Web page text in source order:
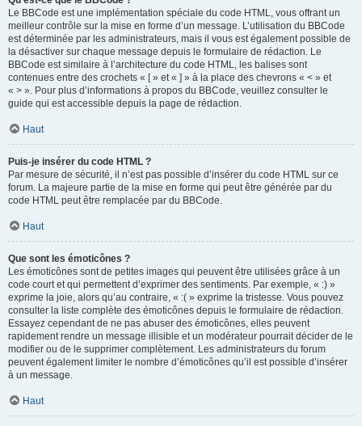
Le BBCode est une implémentation spéciale du code HTML, vous offrant un
meilleur contrôle sur la mise en forme d’un message. L’utilisation du BBCode
est déterminée par les administrateurs, mais il vous est également possible de
la désactiver sur chaque message depuis le formulaire de rédaction. Le
BBCode est similaire à l’architecture du code HTML, les balises sont
contenues entre des crochets « [ » et « ] » à la place des chevrons « < » et
« > ». Pour plus d’informations à propos du BBCode, veuillez consulter le
guide qui est accessible depuis la page de rédaction.
Haut
Puis-je insérer du code HTML ?
Par mesure de sécurité, il n’est pas possible d’insérer du code HTML sur ce
forum. La majeure partie de la mise en forme qui peut être générée par du
code HTML peut être remplacée par du BBCode.
Haut
Que sont les émoticônes ?
Les émoticônes sont de petites images qui peuvent être utilisées grâce à un
code court et qui permettent d’exprimer des sentiments. Par exemple, « :) »
exprime la joie, alors qu’au contraire, « :( » exprime la tristesse. Vous pouvez
consulter la liste complète des émoticônes depuis le formulaire de rédaction.
Essayez cependant de ne pas abuser des émoticônes, elles peuvent
rapidement rendre un message illisible et un modérateur pourrait décider de le
modifier ou de le supprimer complètement. Les administrateurs du forum
peuvent également limiter le nombre d’émoticônes qu’il est possible d’insérer
à un message.
Haut